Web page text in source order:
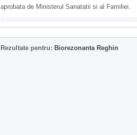
aprobata de Ministerul Sanatatii si al Familiei.
Rezultate pentru: Biorezonanta Reghin